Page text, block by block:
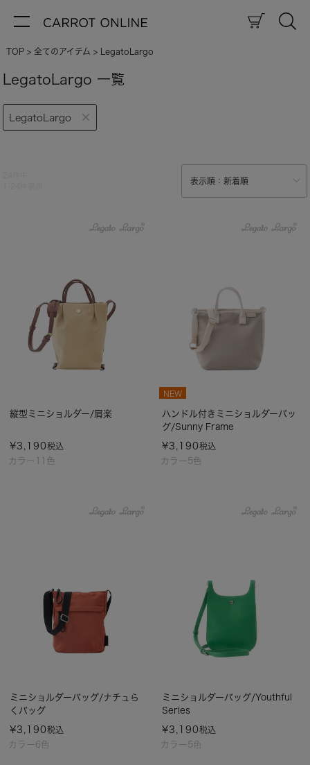
TOP 全てのアイテム LegatoLargo
LegatoLargo 一覧
LegatoLargo
カラー11色
縦型ミニショルダー/肩楽
¥3,190税込
カラー5色
NEW
ハンドル付きミニショルダーバッ
グ/Sunny Frame
¥3,190税込
カラー6色
ミニショルダーバッグ/ナチュら
くバッグ
¥3,190税込
カラー5色
ミニショルダーバッグ/Youthful
Series
¥3,190税込